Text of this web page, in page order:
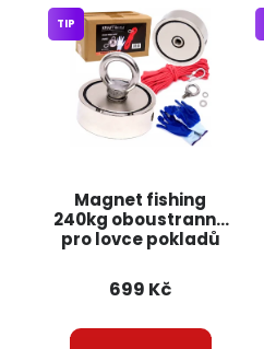
Magnet fishing
240kg oboustranný
pro lovce pokladů
TIP
699 Kč